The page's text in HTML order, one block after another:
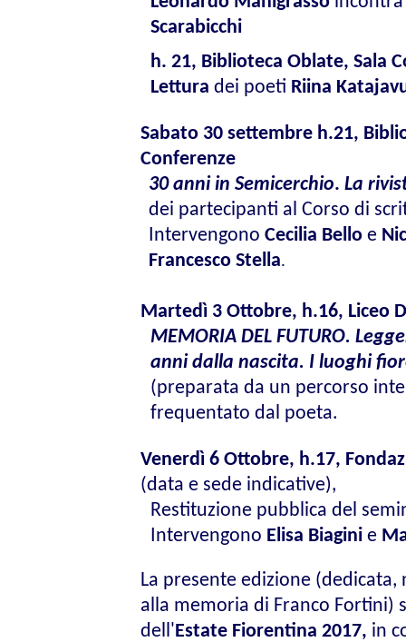
Scarabicchi
h. 21, Biblioteca Oblate, Sala
Lettura dei poeti Riina
Sabato 30 settembre h.21,
Conferenze
30 anni in Semicerchio. La
dei partecipanti al Corso di
Intervengono Cecilia Bello e
Francesco Stella.
Martedì 3 Ottobre, h.16, Liceo
MEMORIA DEL FUTURO.
anni dalla nascita. I luoghi
(preparata da un percorso
frequentato dal poeta.
Venerdì 6 Ottobre, h.17,
(data e sede indicative),
Restituzione pubblica del
Intervengono Elisa Biagini e
La presente edizione
alla memoria di Franco Fortini)
dell'Estate Fiorentina 2017, in